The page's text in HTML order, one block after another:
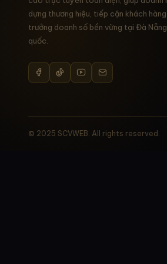
dựng thương hiệu, tiếp cận khách
trưởng doanh số bền vững tại Đà
quốc.
© 2025 SCVWEB. All rights reserved.